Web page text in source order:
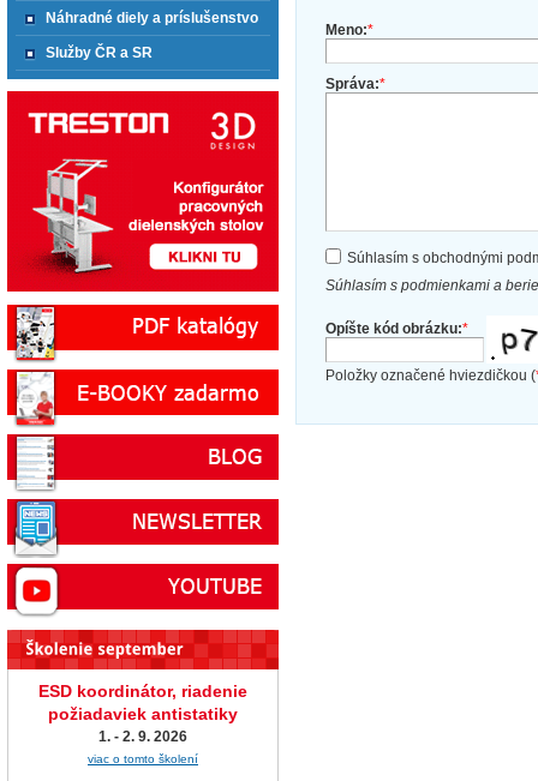
Meno:*
Správa:*
Súhlasím s obchodnými
Súhlasím s podmienkami a
Opíšte kód obrázku:*
Položky označené hviezdičkou (
Náhradné diely a príslušenstvo
Služby ČR a SR
ESD koordinátor, riadenie
požiadaviek antistatiky
1. - 2. 9. 2026
viac o tomto školení